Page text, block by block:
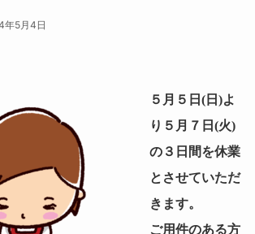
年5月4日
５月５日(日)よ
り５月７日(火)
の３日間を休業
とさせていただ
きます。
ご用件のある方